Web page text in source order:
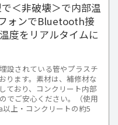
＜非破壊＞で内部温
ォンでBluetooth接
度をリアルタイムに
設されている管やプラスチ
ります。素材は、補修材な
ており、コンクリート内部
でご安心ください。（使用
以上・コンクリートの約5